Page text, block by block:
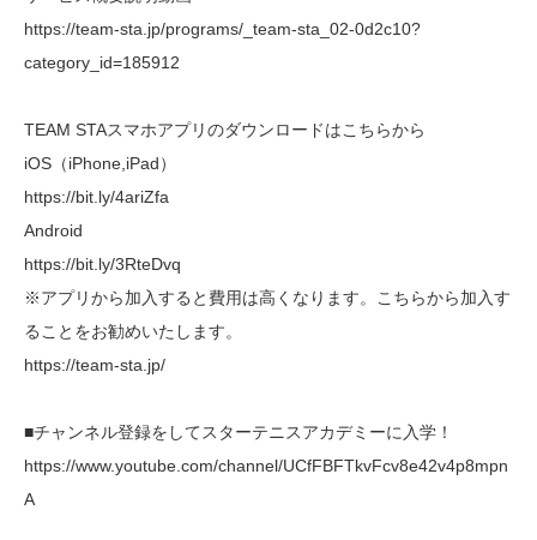
https://team-sta.jp/programs/_team-sta_02-0d2c10?
category_id=185912
TEAM STAスマホアプリのダウンロードはこちらから
iOS（iPhone,iPad）
https://bit.ly/4ariZfa
Android
https://bit.ly/3RteDvq
※アプリから加入すると費用は高くなります。こちらから加入す
ることをお勧めいたします。
https://team-sta.jp/
■チャンネル登録をしてスターテニスアカデミーに入学！
https://www.youtube.com/channel/UCfFBFTkvFcv8e42v4p8mpn
A